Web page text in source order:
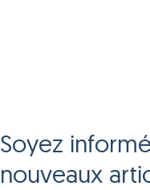
Soyez
nouveaux